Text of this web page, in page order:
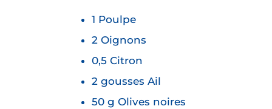
1 Poulpe
2 Oignons
0,5 Citron
2 gousses Ail
50 g Olives noires